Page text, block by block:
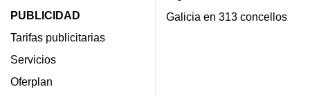
PUBLICIDAD
Tarifas publicitarias
Servicios
Oferplan
Galicia en 313 concellos